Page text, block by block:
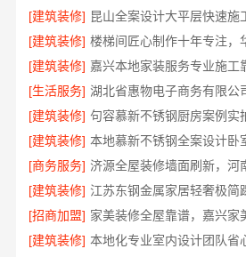
[建筑装修]
[建筑装修] 楼梯间匠心制作十年专注，
[建筑装修]
[生活服务]
[建筑装修] 句容慕新不锈钢厨房案例实
[建筑装修] 本地慕新不锈钢全案设计卧
[商务服务]
[建筑装修] 江苏东钢金属家居轻奢极简
[招商加盟]
[建筑装修]